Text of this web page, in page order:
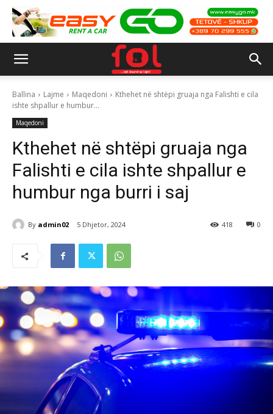
Ballina Lajme Maqedoni
Kthehet në shtëpi gruaja nga Falishti e cila
ishte shpallur e humbur...
Maqedoni
Kthehet në shtëpi gruaja nga
Falishti e cila ishte shpallur e
humbur nga burri i saj
By admin02 5 Dhjetor, 2024 0
418